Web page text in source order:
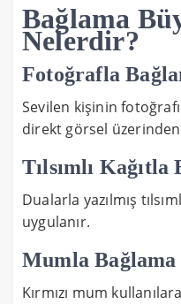
Bağlama
Nelerdir?
Fotoğrafla
Sevilen kişinin
direkt görsel
Tılsımlı Kağıtla
Dualarla yazılmış
uygulanır.
Mumla Bağlama
Kırmızı mum